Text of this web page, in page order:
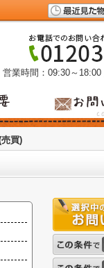
営業時間：09:30～18:00
買)